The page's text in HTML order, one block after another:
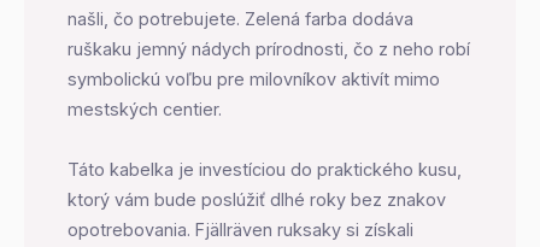
našli, čo potrebujete. Zelená farba dodáva
ruškaku jemný nádych prírodnosti, čo z neho robí
symbolickú voľbu pre milovníkov aktivít mimo
mestských centier.
Táto kabelka je investíciou do praktického kusu,
ktorý vám bude poslúžiť dlhé roky bez znakov
opotrebovania. Fjällräven ruksaky si získali